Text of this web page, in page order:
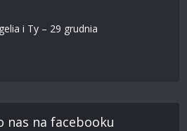
i Ty – 29 grudnia
nas na facebooku